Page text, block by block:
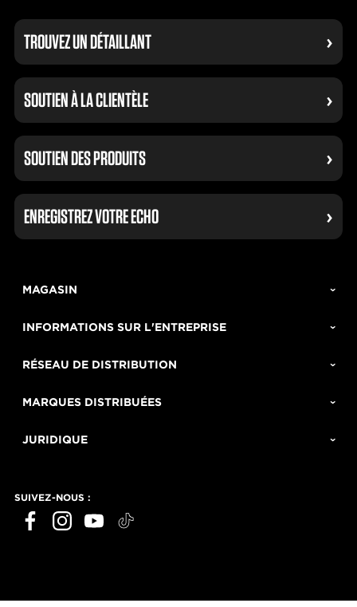
TROUVEZ UN DÉTAILLANT
SOUTIEN À LA CLIENTÈLE
SOUTIEN DES PRODUITS
ENREGISTREZ VOTRE ECHO
MAGASIN
INFORMATIONS SUR L'ENTREPRISE
RÉSEAU DE DISTRIBUTION
MARQUES DISTRIBUÉES
JURIDIQUE
SUIVEZ-NOUS :